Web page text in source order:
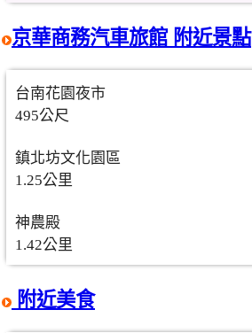
京華商務汽車旅館 附近景點
台南花園夜市
495公尺
鎮北坊文化園區
1.25公里
神農殿
1.42公里
附近美食